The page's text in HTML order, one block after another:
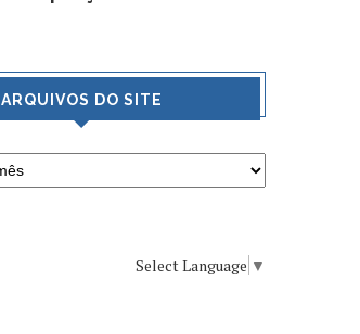
ARQUIVOS DO SITE
Select Language ▼